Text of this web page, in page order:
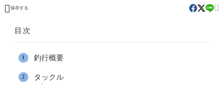
 保存する 
目次
釣行概要
タックル